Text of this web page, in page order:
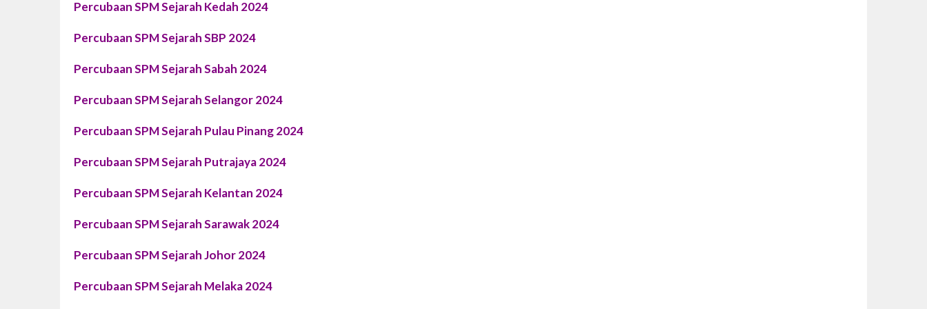
Percubaan SPM Sejarah Kedah 2024
Percubaan SPM Sejarah SBP 2024
Percubaan SPM Sejarah Sabah 2024
Percubaan SPM Sejarah Selangor 2024
Percubaan SPM Sejarah Pulau Pinang 2024
Percubaan SPM Sejarah Putrajaya 2024
Percubaan SPM Sejarah Kelantan 2024
Percubaan SPM Sejarah Sarawak 2024
Percubaan SPM Sejarah Johor 2024
Percubaan SPM Sejarah Melaka 2024